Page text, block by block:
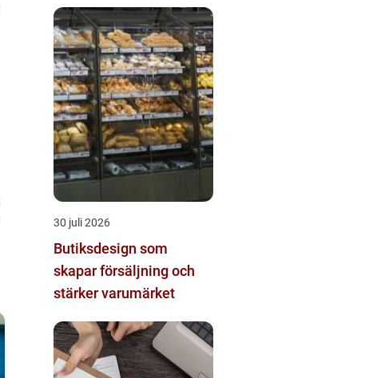
30 juli 2026
Butiksdesign som
skapar försäljning och
stärker varumärket